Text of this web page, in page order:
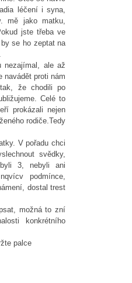
léčení i syna,
mě jako matku,
jste třeba ve
se ho zeptat na
nezajímal, ale až
navádět proti nám
že chodili po
Celé to
prokázali nejen
rodiče.Tedy
V pořadu chci
svědky,
3, nebyli ani
podmínce,
dostal trest
možná to zní
konkrétního
palce